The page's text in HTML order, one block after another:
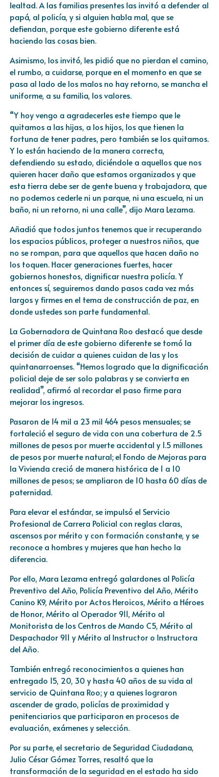
lealtad. A las familias presentes las invitó a defender al
papá, al policía, y si alguien habla mal, que se
defiendan, porque este gobierno diferente está
haciendo las cosas bien.
Asimismo, los invitó, les pidió que no pierdan el camino,
el rumbo, a cuidarse, porque en el momento en que se
pasa al lado de los malos no hay retorno, se mancha el
uniforme, a su familia, los valores.
“Y hoy vengo a agradecerles este tiempo que le
quitamos a las hijas, a los hijos, los que tienen la
fortuna de tener padres, pero también se los quitamos.
Y lo están haciendo de la manera correcta,
defendiendo su estado, diciéndole a aquellos que nos
quieren hacer daño que estamos organizados y que
esta tierra debe ser de gente buena y trabajadora, que
no podemos cederle ni un parque, ni una escuela, ni un
baño, ni un retorno, ni una calle”, dijo Mara Lezama.
Añadió que todos juntos tenemos que ir recuperando
los espacios públicos, proteger a nuestros niños, que
no se rompan, para que aquellos que hacen daño no
los toquen. Hacer generaciones fuertes, hacer
gobiernos honestos, dignificar nuestra policía. Y
entonces sí, seguiremos dando pasos cada vez más
largos y firmes en el tema de construcción de paz, en
donde ustedes son parte fundamental.
La Gobernadora de Quintana Roo destacó que desde
el primer día de este gobierno diferente se tomó la
decisión de cuidar a quienes cuidan de las y los
quintanarroenses. “Hemos logrado que la dignificación
policial deje de ser solo palabras y se convierta en
realidad”, afirmó al recordar el paso firme para
mejorar los ingresos.
Pasaron de 14 mil a 23 mil 464 pesos mensuales; se
fortaleció el seguro de vida con una cobertura de 2.5
millones de pesos por muerte accidental y 1.5 millones
de pesos por muerte natural; el Fondo de Mejoras para
la Vivienda creció de manera histórica de 1 a 10
millones de pesos; se ampliaron de 10 hasta 60 días de
paternidad.
Para elevar el estándar, se impulsó el Servicio
Profesional de Carrera Policial con reglas claras,
ascensos por mérito y con formación constante, y se
reconoce a hombres y mujeres que han hecho la
diferencia.
Por ello, Mara Lezama entregó galardones al Policía
Preventivo del Año, Policía Preventivo del Año, Mérito
Canino K9, Mérito por Actos Heroicos, Mérito a Héroes
de Honor, Mérito al Operador 911, Mérito al
Monitorista de los Centros de Mando C5, Mérito al
Despachador 911 y Mérito al Instructor o Instructora
del Año.
También entregó reconocimientos a quienes han
entregado 15, 20, 30 y hasta 40 años de su vida al
servicio de Quintana Roo; y a quienes lograron
ascender de grado, policías de proximidad y
penitenciarios que participaron en procesos de
evaluación, exámenes y selección.
Por su parte, el secretario de Seguridad Ciudadana,
Julio César Gómez Torres, resaltó que la
transformación de la seguridad en el estado ha sido